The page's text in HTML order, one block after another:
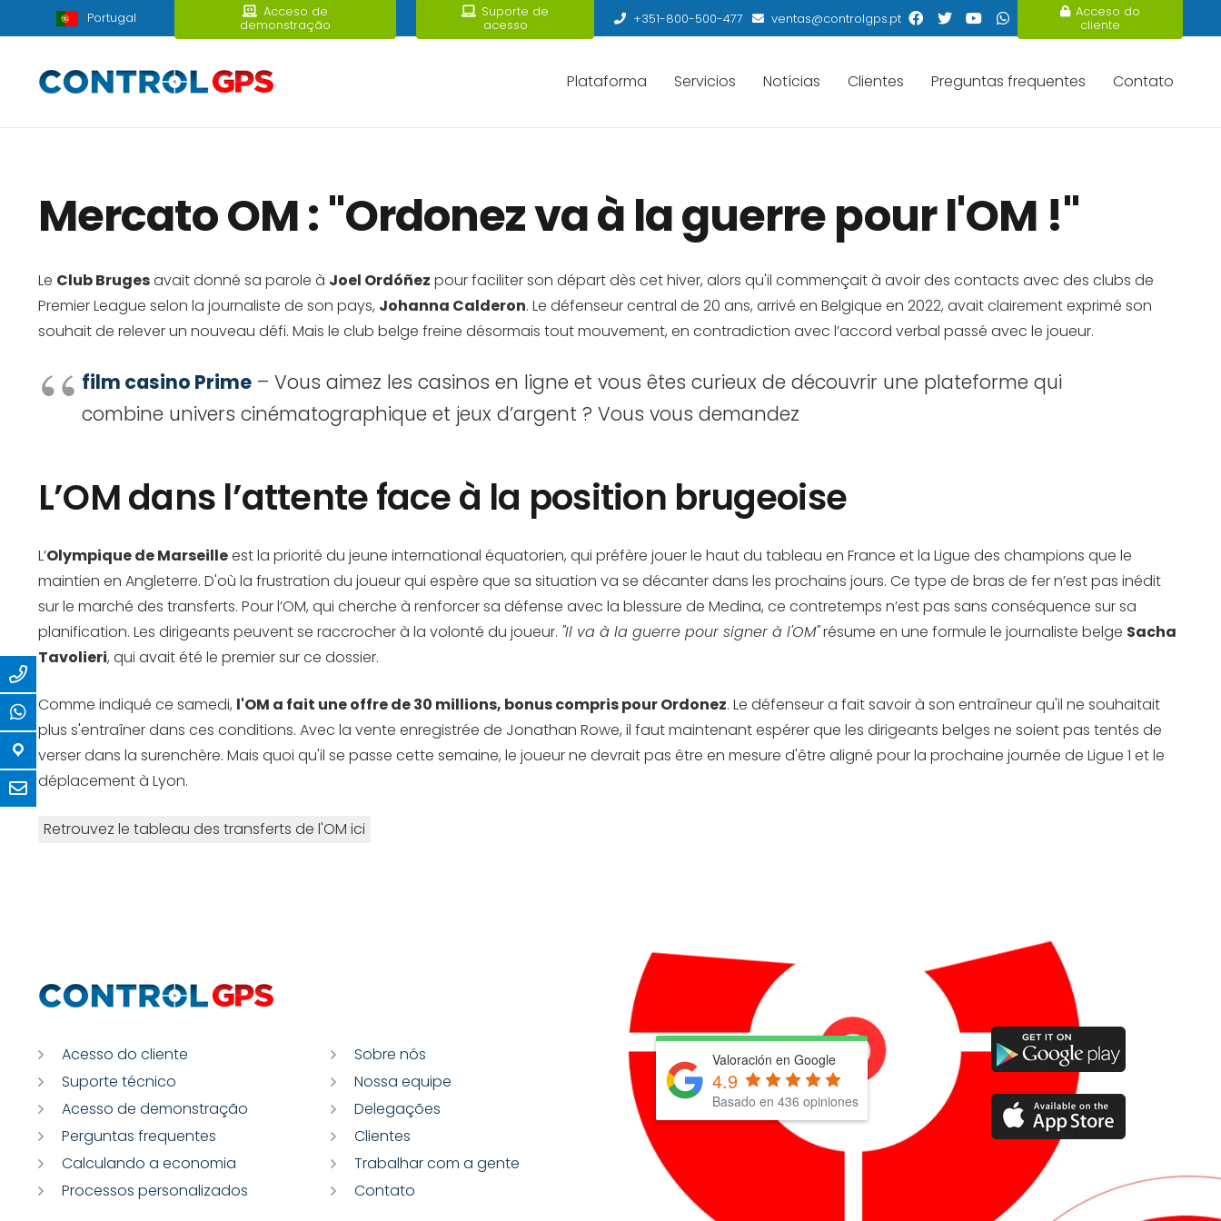
Portugal Acceso de
demonstração
Suporte de
acesso +351-800-500-477 ventas@controlgps.pt Acceso do
cliente
Plataforma Servicios Notícias Clientes Preguntas frequentes Contato
Mercato OM : "Ordonez va à la guerre pour l'OM !"
Le Club Brugesavait donné sa parole à Joel Ordóñez pour faciliter son départ dès cet hiver, alors qu'il commençait à avoir des contacts avec des clubs de
Premier League selon la journaliste de son pays, Johanna Calderon. Le défenseur central de 20 ans, arrivé en Belgique en 2022, avait clairement exprimé son
souhait de relever un nouveau défi. Mais le club belge freine désormais tout mouvement, en contradiction avec l’accord verbal passé avec le joueur.
film casino Prime – Vous aimez les casinos en ligne et vous êtes curieux de découvrir une plateforme qui
combine univers cinématographique et jeux d’argent ? Vous vous demandez
L’OM dans l’attente face à la position brugeoise
L’Olympique de Marseilleest la priorité du jeune international équatorien, qui préfère jouer le haut du tableau en France et la Ligue des champions que le
maintien en Angleterre. D'où la frustration du joueur qui espère que sa situation va se décanter dans les prochains jours. Ce type de bras de fer n’est pas inédit
sur le marché des transferts. Pour l’OM, qui cherche à renforcer sa défense avec la blessure de Medina, ce contretemps n’est pas sans conséquence sur sa
planification. Les dirigeants peuvent se raccrocher à la volonté du joueur. "Il va à la guerre pour signer à l'OM"résume en une formule le journaliste belge Sacha
Tavolieri, qui avait été le premier sur ce dossier.
Comme indiqué ce samedi, l'OM a fait une offre de 30 millions, bonus compris pour Ordonez. Le défenseur a fait savoir à son entraîneur qu'il ne souhaitait
plus s'entraîner dans ces conditions. Avec la vente enregistrée de Jonathan Rowe, il faut maintenant espérer que les dirigeants belges ne soient pas tentés de
verser dans la surenchère. Mais quoi qu'il se passe cette semaine, le joueur ne devrait pas être en mesure d'être aligné pour la prochaine journée de Ligue 1 et le
déplacement à Lyon.
Retrouvez le tableau des transferts de l'OM ici
Acesso do cliente
Suporte técnico
Acesso de demonstração
Perguntas frequentes
Calculando a economia
Processos personalizados
Sobre nós
Nossa equipe
Delegações
Clientes
Trabalhar com a gente
Contato
Valoración en Google
4.9
Basado en 436 opiniones